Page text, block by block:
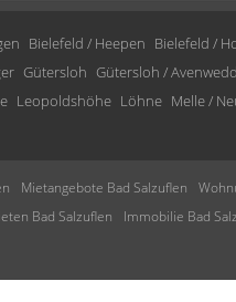
Bielefeld / Heepen Bielefeld /
Gütersloh Gütersloh /
Leopoldshöhe Löhne Melle /
Mietangebote Bad Salzuflen
Bad Salzuflen Immobilie Bad